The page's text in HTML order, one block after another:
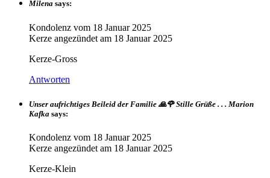
Milena says:
Kondolenz vom 18 Januar 2025
Kerze angezündet am 18 Januar 2025
Kerze-Gross
Antworten
Unser aufrichtiges Beileid der Familie 🙏🌹 Stille Grüße . . . Marion
Kafka says:
Kondolenz vom 18 Januar 2025
Kerze angezündet am 18 Januar 2025
Kerze-Klein